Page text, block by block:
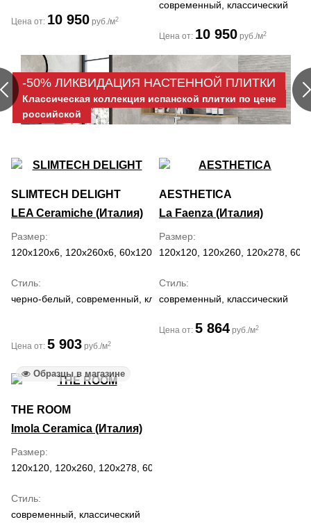
Цена от: 10 950 руб./м2
современный, классический
Цена от: 10 950 руб./м2
-50% ЛИКВИДАЦИЯ НАСТЕННОЙ ПЛИТКИ
Классическая коллекция испанской плитки по цене
российской
SLIMTECH DELIGHT
LEA Ceramiche (Италия)
Размер
120x120x6, 120x260x6, 60x120x6
Стиль
черно-белый, современный, классический
Цена от: 5 903 руб./м2
AESTHETICA
La Faenza (Италия)
Размер
120x120, 120x260, 120x278,
Стиль
современный, классический
Цена от: 5 864 руб./м2
Образцы в магазине
THE ROOM
Imola Ceramica (Италия)
Размер
120x120, 120x260, 120x278, 60x120, 60x60
Стиль
современный, классический